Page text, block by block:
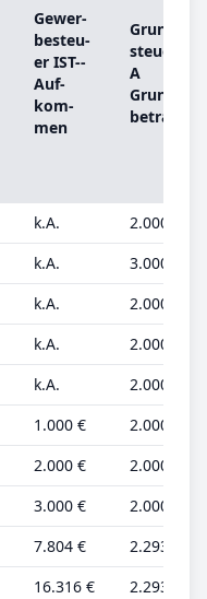
Ge­wer­
be­steu­
er IST-­
Auf­
kom­
men
Grund­
steu­er
A
Grund­
be­trag
k.A.
2.000 €
k.A.
3.000 €
k.A.
2.000 €
k.A.
2.000 €
k.A.
2.000 €
1.000 €
2.000 €
2.000 €
2.000 €
3.000 €
2.000 €
7.804 €
2.293 €
16.316 €
2.293 €